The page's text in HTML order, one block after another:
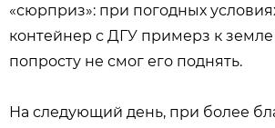
«сюрприз»: при погодных
контейнер с ДГУ примерз к земле
попросту не смог его поднять.
На следующий день, при более